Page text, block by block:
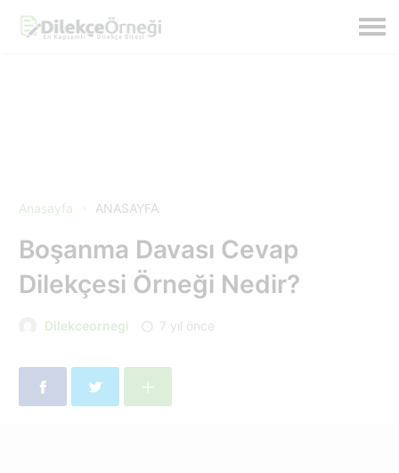
Anasayfa ANASAYFA
Boşanma Davası Cevap
Dilekçesi Örneği Nedir?
Dilekceornegi 7 yıl önce